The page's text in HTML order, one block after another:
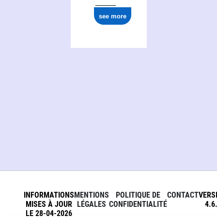
see more
INFORMATIONS
MISES À JOUR
LE 28-04-2026
MENTIONS
LÉGALES
POLITIQUE DE
CONFIDENTIALITÉ
CONTACT